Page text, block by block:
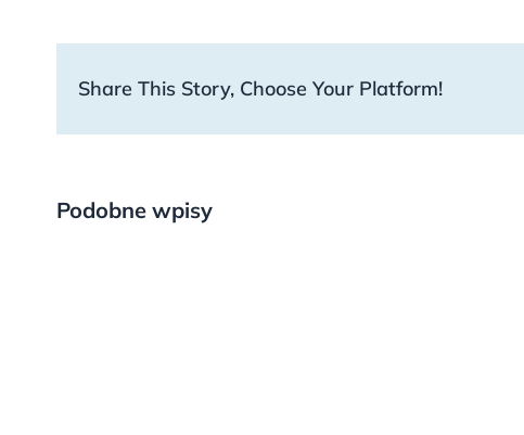
Share This Story, Choose Your Platform!
Podobne wpisy